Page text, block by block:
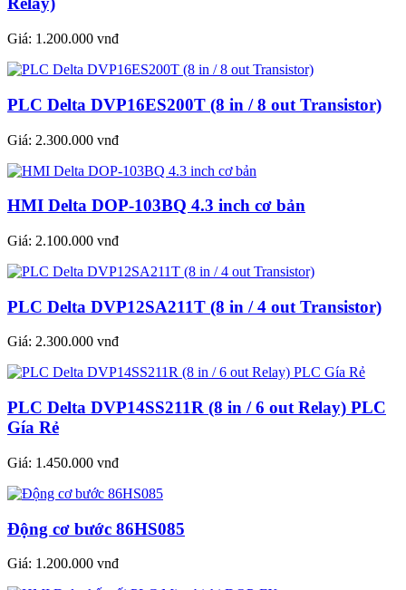
Giá: 1.200.000 vnđ
PLC Delta DVP16ES200T (8 in / 8 out Transistor)
Giá: 2.300.000 vnđ
HMI Delta DOP-103BQ 4.3 inch cơ bản
Giá: 2.100.000 vnđ
PLC Delta DVP12SA211T (8 in / 4 out Transistor)
Giá: 2.300.000 vnđ
PLC Delta DVP14SS211R (8 in / 6 out Relay) PLC
Gía Rẻ
Giá: 1.450.000 vnđ
Động cơ bước 86HS085
Giá: 1.200.000 vnđ